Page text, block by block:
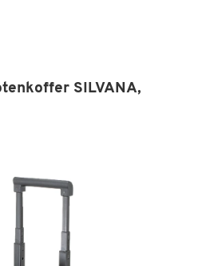
SILVANA,